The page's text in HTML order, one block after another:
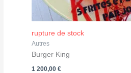
rupture de stock
Autres
Burger King
1 200,00€